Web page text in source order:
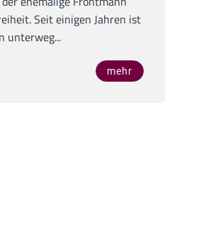
Seit einigen Jahren ist
unterweg...
mehr